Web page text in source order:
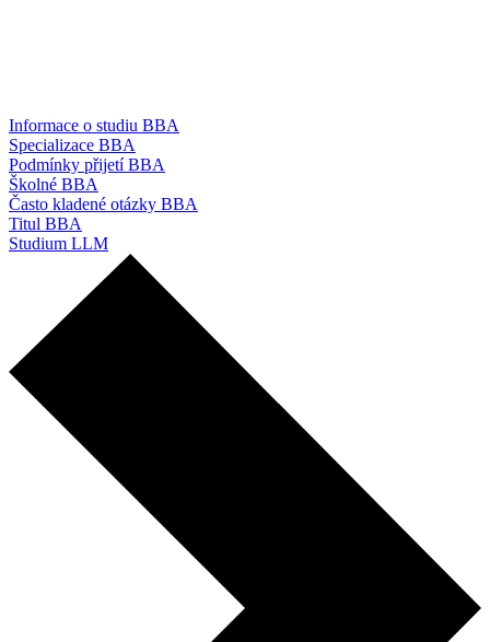
Informace o studiu BBA
Specializace BBA
Podmínky přijetí BBA
Školné BBA
Často kladené otázky BBA
Titul BBA
Studium LLM